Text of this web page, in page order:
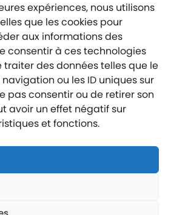
expériences, nous utilisons
que les cookies pour
aux informations des
consentir à ces technologies
des données telles que le
ou les ID uniques sur
pas consentir ou de retirer son
avoir un effet négatif sur
et fonctions.
Mentions légales
de confidentialité
entreprise engagée